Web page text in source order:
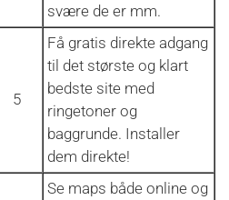
svære de er mm.
5
Få gratis direkte adgang
til det største og klart
bedste site med
ringetoner og
baggrunde. Installer
dem direkte!
Se maps både online og